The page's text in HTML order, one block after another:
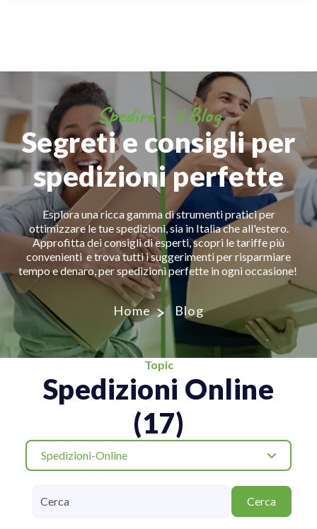
Spedire - il Blog
Segreti e consigli per
spedizioni perfette
Esplora una ricca gamma di strumenti pratici per
ottimizzare le tue spedizioni, sia in Italia che all'estero.
Approfitta dei consigli di esperti, scopri le tariffe più
convenienti e trova tutti i suggerimenti per risparmiare
tempo e denaro, per spedizioni perfette in ogni occasione!
Home Blog
Topic
Spedizioni Online
(17)
Spedizioni-Online
Cerca